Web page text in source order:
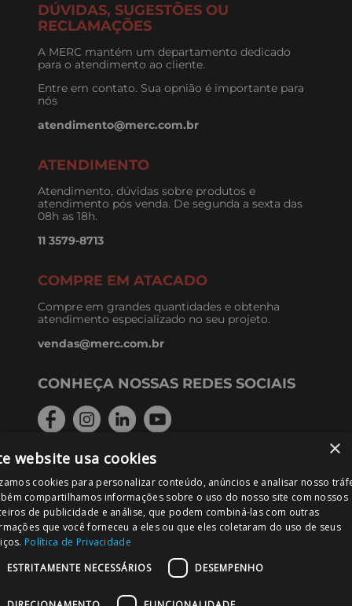
DÚVIDAS, SUGESTÕES OU
RECLAMAÇÕES
A MERC mantém um departamento dedicado
para o atendimento ao cliente.
Entre em contato. Sua opnião é importante para
nós
atendimento@merc.com.br
ATENDIMENTO
Atendimento, dúvidas sobre produtos e
atendimento pós venda. De segunda a sexta das
08h as 18h.
11 3579-8713
COMPRE EM ATACADO
Compre em grandes quantidades e obtenha
atendimento especializado no seu projeto.
vendas@merc.com.br
CONHEÇA NOSSAS REDES SOCIAIS
PODE CONFIAR!
×
website usa cookies
cookies para personalizar conteúdo, anúncios e analisar nosso
compartilhamos informações sobre o uso do nosso site com nossos
de publicidade e análise, que podem combiná-las com outras
que você forneceu a eles ou que eles coletaram do uso de seus
Política de Privacidade
ESTRITAMENTE NECESSÁRIOS
DESEMPENHO